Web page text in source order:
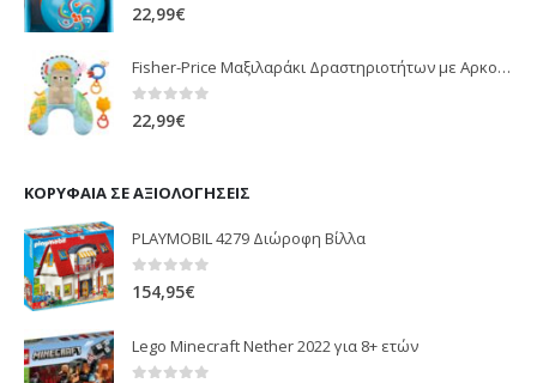
22,99€
Fisher-Price Μαξιλαράκι Δραστηριοτήτων με Αρκουδάκι (JHB44)
0 out of 5
22,99€
ΚΟΡΥΦΑΊΑ ΣΕ ΑΞΙΟΛΟΓΉΣΕΙΣ
PLAYMOBIL 4279 Διώροφη Βίλλα
0 out of 5
154,95€
Lego Minecraft Nether 2022 για 8+ ετών